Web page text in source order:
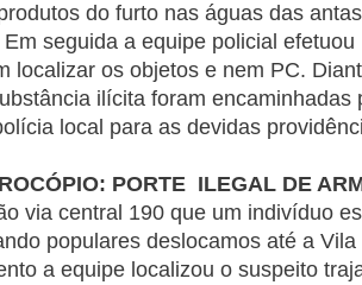
do furto nas águas das
seguida a equipe policial
localizar os objetos e nem PC.
ilícita foram encaminhadas
local para as devidas
PORTE ILEGAL DE
via central 190 que um indivíduo
populares deslocamos até a
a equipe localizou o suspeito